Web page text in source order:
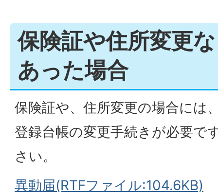
保険証や住所変更
あった場合
保険証や、住所変更の場合には
登録台帳の変更手続きが必要で
さい。
異動届(RTFファイル:104.6KB)